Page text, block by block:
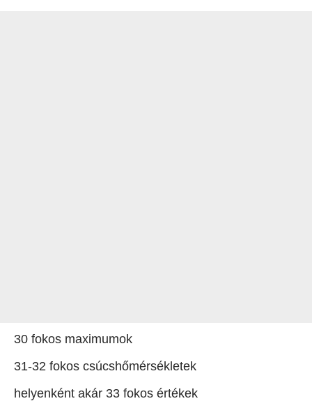
30 fokos maximumok
31-32 fokos csúcshőmérsékletek
helyenként akár 33 fokos értékek